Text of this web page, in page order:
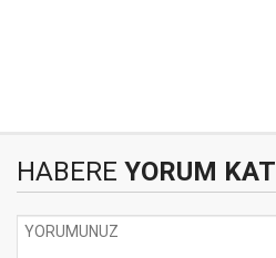
HABERE YORUM KAT